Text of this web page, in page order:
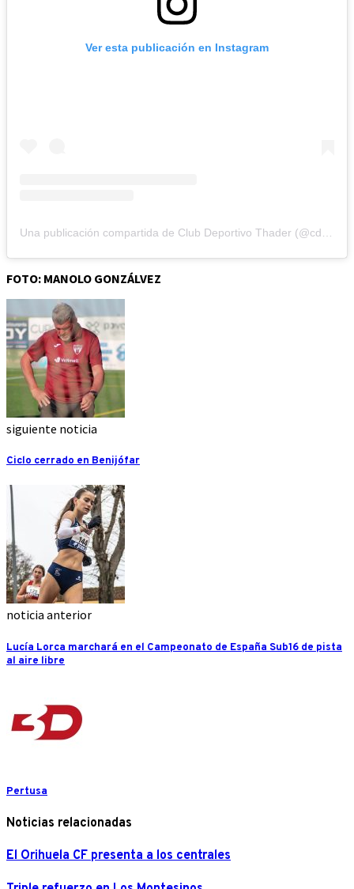
Ver esta publicación en Instagram
FOTO: MANOLO GONZÁLVEZ
siguiente noticia
Ciclo cerrado en Benijófar
noticia anterior
Lucía Lorca marchará en el Campeonato de España Sub16 de pista
al aire libre
Pertusa
Noticias relacionadas
El Orihuela CF presenta a los centrales